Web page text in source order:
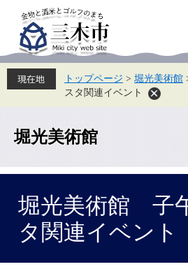
先
頭
を
飛
て
トップページ > 堀光美術館
スタ関連イベント
堀光美術館
堀光美術館 子
タ関連イベント